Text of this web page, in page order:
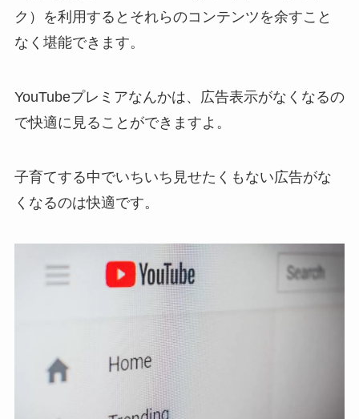
ク）を利用するとそれらのコンテンツを余すこと
なく堪能できます。
YouTubeプレミアなんかは、広告表示がなくなるの
で快適に見ることができますよ。
子育てする中でいちいち見せたくもない広告がな
くなるのは快適です。